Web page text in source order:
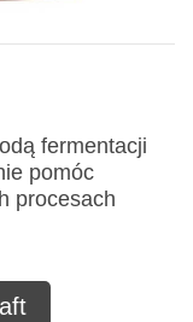
fermentacji
pomóc
procesach